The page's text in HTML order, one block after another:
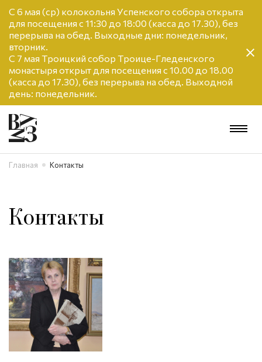
С 6 мая (ср) колокольня Успенского собора открыта
для посещения с 11:30 до 18:00 (касса до 17.30), без
перерыва на обед. Выходные дни: понедельник,
вторник.
С 7 мая Троицкий собор Троице-Гледенского
монастыря открыт для посещения с 10.00 до 18.00
(касса до 17.30), без перерыва на обед. Выходной
день: понедельник.
Главная Контакты
Контакты